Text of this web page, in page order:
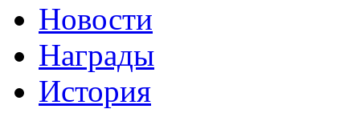
Новости
Награды
История